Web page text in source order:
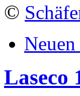
©
Laseco